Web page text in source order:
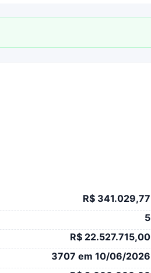
R$ 341.029,77
5
R$ 22.527.715,00
3707 em 10/06/2026